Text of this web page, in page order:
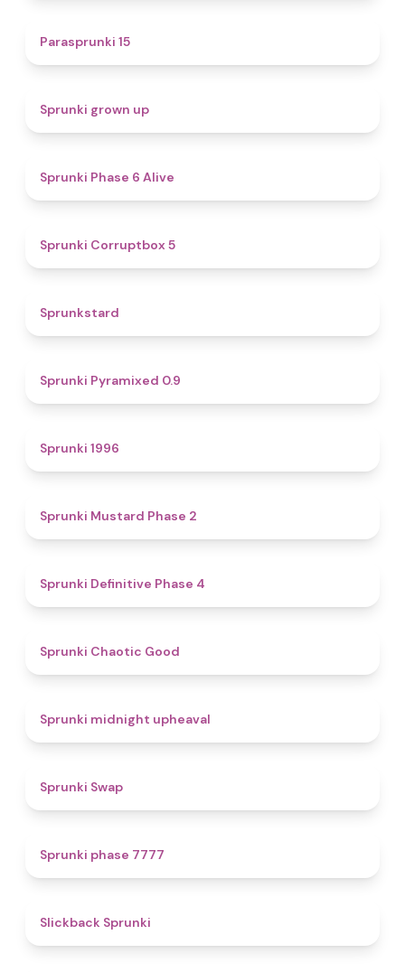
Parasprunki 15
Sprunki grown up
Sprunki Phase 6 Alive
Sprunki Corruptbox 5
Sprunkstard
Sprunki Pyramixed 0.9
Sprunki 1996
Sprunki Mustard Phase 2
Sprunki Definitive Phase 4
Sprunki Chaotic Good
Sprunki midnight upheaval
Sprunki Swap
Sprunki phase 7777
Slickback Sprunki